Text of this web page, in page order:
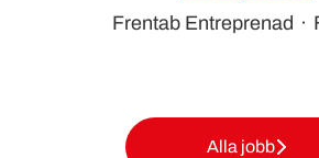
Frentab Entreprenad ·
Alla jobb